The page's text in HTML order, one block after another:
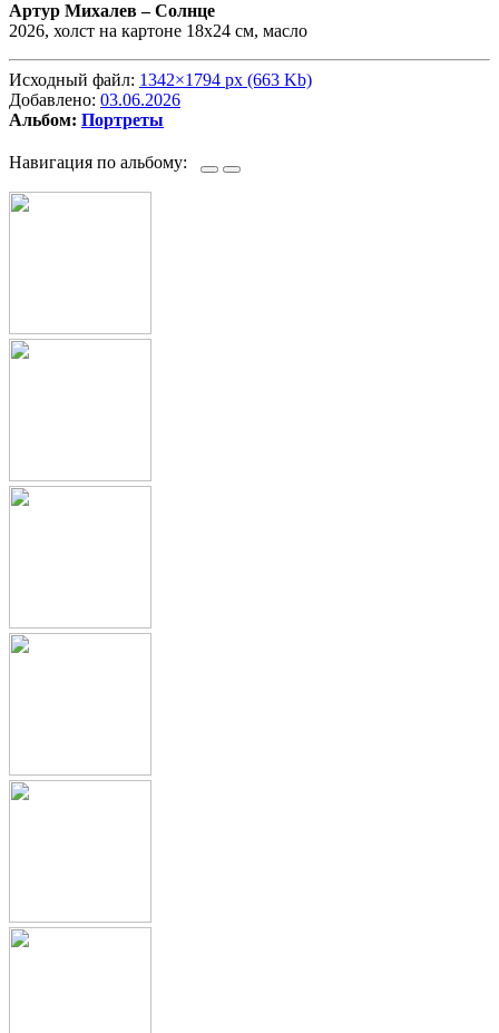
Артур Михалев –Солнце
2026, холст на картоне 18х24 см, масло
Исходный файл: 1342×1794 px (663 Kb)
Добавлено: 03.06.2026
Альбом: Портреты
Навигация по альбому: